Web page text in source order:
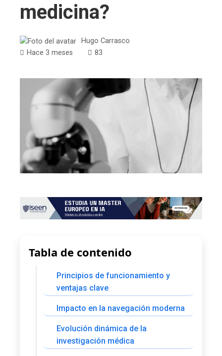
medicina?
Hugo Carrasco
Hace 3 meses
83
Tabla de contenido
Principios de funcionamiento y
ventajas clave
Impacto en la navegación moderna
Evolución dinámica de la
investigación médica